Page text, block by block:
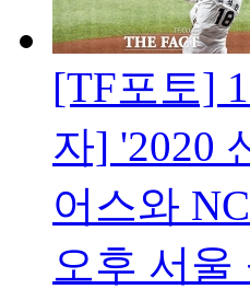
[TF포토]
자] '2020
어스와
오후 서울